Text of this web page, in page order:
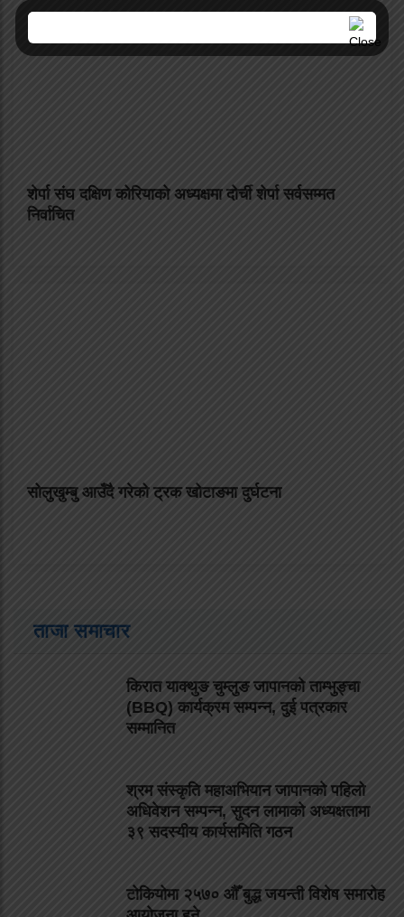
शेर्पा संघ दक्षिण कोरियाको अध्यक्षमा दोर्ची शेर्पा सर्वसम्मत
निर्वाचित
सोलुखुम्बु आउँदै गरेको ट्रक खोटाङमा दुर्घटना
ताजा समाचार
किरात याक्थुङ चुम्लुङ जापानको ताम्भुङ्चा
(BBQ) कार्यक्रम सम्पन्न, दुई पत्रकार
सम्मानित
श्रम संस्कृति महाअभियान जापानको पहिलो
अधिवेशन सम्पन्न, सुदन लामाको अध्यक्षतामा
३९ सदस्यीय कार्यसमिति गठन
टोकियोमा २५७० औँ बुद्ध जयन्ती विशेष समारोह